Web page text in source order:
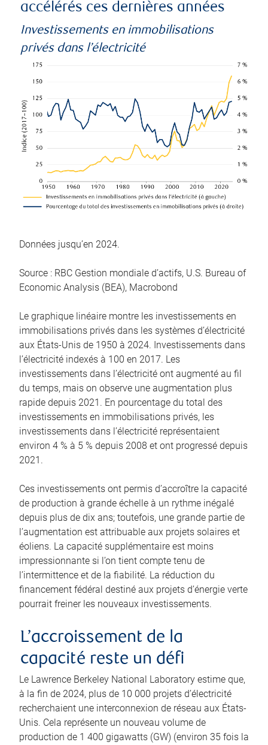
accélérés ces dernières années
Investissements en immobilisations
privés dans l’électricité
Données jusqu’en 2024.
Source : RBC Gestion mondiale d’actifs, U.S. Bureau of
Economic Analysis (BEA), Macrobond
Le graphique linéaire montre les investissements en
immobilisations privés dans les systèmes d’électricité
aux États-Unis de 1950 à 2024. Investissements dans
l’électricité indexés à 100 en 2017. Les
investissements dans l’électricité ont augmenté au fil
du temps, mais on observe une augmentation plus
rapide depuis 2021. En pourcentage du total des
investissements en immobilisations privés, les
investissements dans l’électricité représentaient
environ 4 % à 5 % depuis 2008 et ont progressé depuis
2021.
Ces investissements ont permis d’accroître la capacité
de production à grande échelle à un rythme inégalé
depuis plus de dix ans; toutefois, une grande partie de
l’augmentation est attribuable aux projets solaires et
éoliens. La capacité supplémentaire est moins
impressionnante si l’on tient compte tenu de
l’intermittence et de la fiabilité. La réduction du
financement fédéral destiné aux projets d’énergie verte
pourrait freiner les nouveaux investissements.
L’accroissement de la
capacité reste un défi
Le Lawrence Berkeley National Laboratory estime que,
à la fin de 2024, plus de 10 000 projets d’électricité
recherchaient une interconnexion de réseau aux États-
Unis. Cela représente un nouveau volume de
production de 1 400 gigawatts (GW) (environ 35 fois la